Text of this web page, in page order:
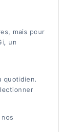
mais pour
un
quotidien.